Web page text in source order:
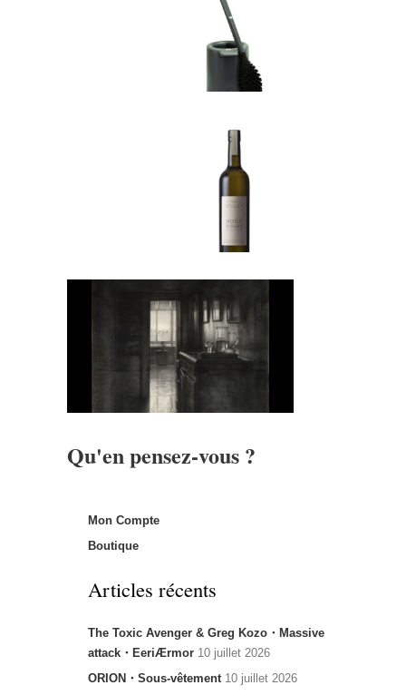
Qu'en pensez-vous ?
Mon Compte
Boutique
Articles récents
The Toxic Avenger & Greg Kozo・Massive
attack・EeriÆrmor 10 juillet 2026
ORION・Sous-vêtement 10 juillet 2026